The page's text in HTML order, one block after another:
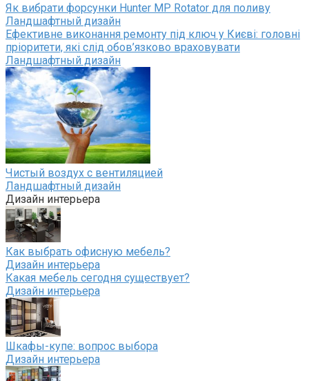
Як вибрати форсунки Hunter MP Rotator для поливу
Ландшафтный дизайн
Ефективне виконання ремонту під ключ у Києві: головні
пріоритети, які слід обов’язково враховувати
Ландшафтный дизайн
Чистый воздух с вентиляцией
Ландшафтный дизайн
Дизайн интерьера
Как выбрать офисную мебель?
Дизайн интерьера
Какая мебель сегодня существует?
Дизайн интерьера
Шкафы-купе: вопрос выбора
Дизайн интерьера